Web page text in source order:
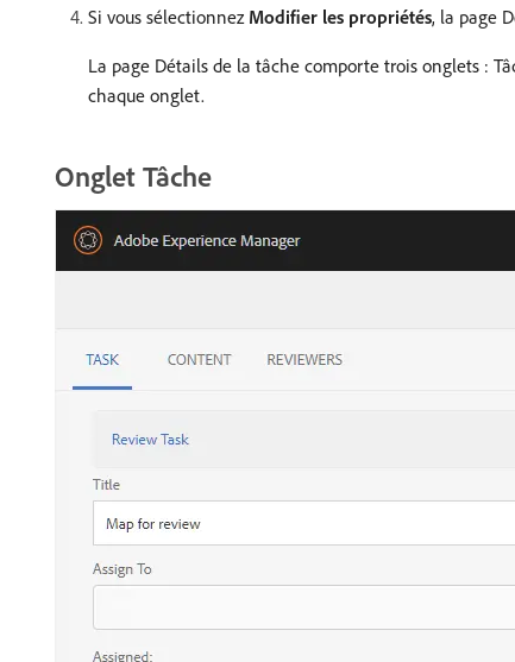
Si vous sélectionnez Modifier les propriétés, la page
La page Détails de la tâche comporte trois onglets :
chaque onglet.
Onglet Tâche